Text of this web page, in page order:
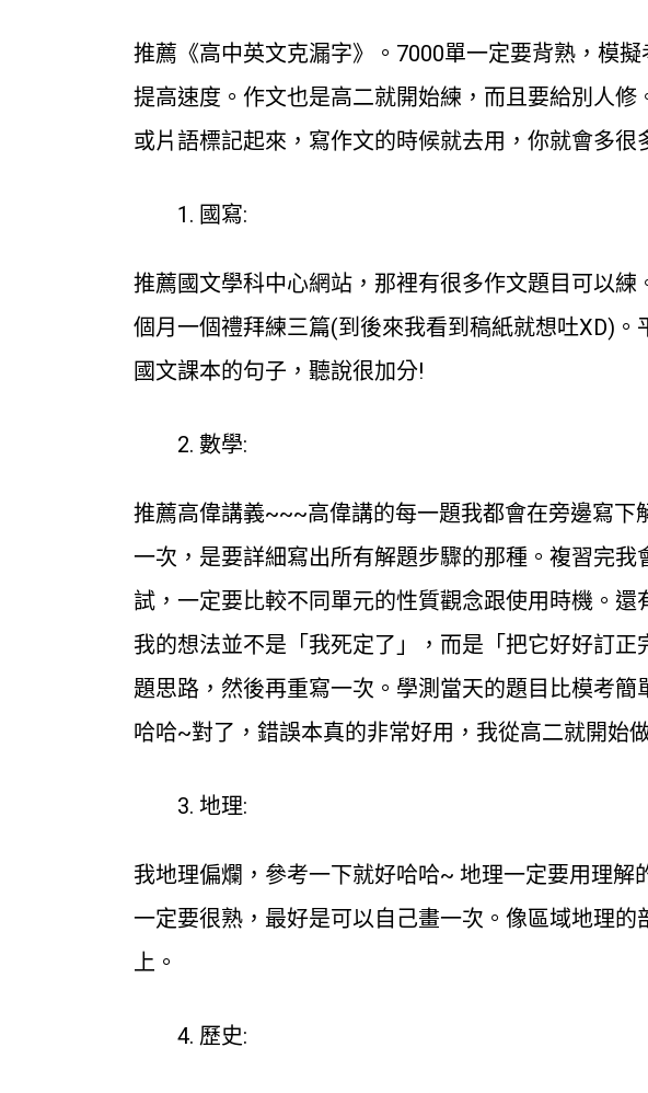
推薦《高中英文克漏字》。7000單一定要背熟，模
提高速度。作文也是高二就開始練，而且要給別人
或片語標記起來，寫作文的時候就去用，你就會多很
國寫:
推薦國文學科中心網站，那裡有很多作文題目可以
個月一個禮拜練三篇(到後來我看到稿紙就想吐XD)
國文課本的句子，聽說很加分!
數學:
推薦高偉講義~~~高偉講的每一題我都會在旁邊寫
一次，是要詳細寫出所有解題步驟的那種。複習完
試，一定要比較不同單元的性質觀念跟使用時機。
我的想法並不是「我死定了」，而是「把它好好訂
題思路，然後再重寫一次。學測當天的題目比模考
哈哈~對了，錯誤本真的非常好用，我從高二就開始
地理:
我地理偏爛，參考一下就好哈哈~ 地理一定要用理
一定要很熟，最好是可以自己畫一次。像區域地理
上。
歷史: